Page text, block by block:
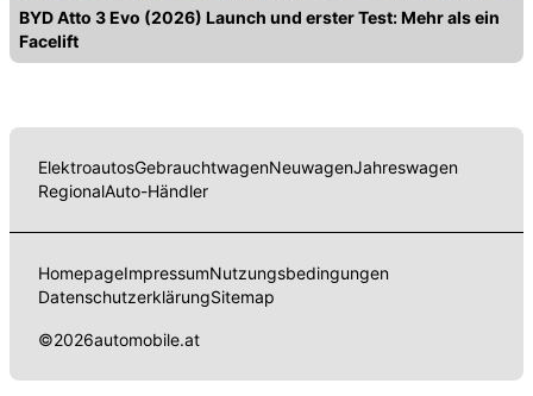
BYD Atto 3 Evo (2026) Launch und erster Test: Mehr als ein
Facelift
ElektroautosGebrauchtwagenNeuwagenJahreswagen
RegionalAuto-Händler
HomepageImpressumNutzungsbedingungen
DatenschutzerklärungSitemap
©2026automobile.at